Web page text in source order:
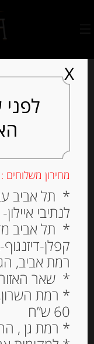
BREZZO
מחירון משלוחים :
* תל אביב
לנתיבי איילון- 45 ש”ח
* תל אביב
קפלן-
רמת אביב, הגוש
* שאר האזורים
* רמת
60 ש”ח
* רמת גן ,
X